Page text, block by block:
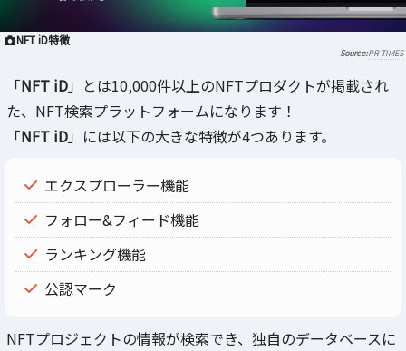
NFT iD特徴
PR TIMES
「NFT iD」とは10,000件以上のNFTプロダクトが掲載され
た、NFT検索プラットフォームになります！
「NFT iD」には以下の大きな特徴が4つあります。
エクスプローラー機能
フォロー&フィード機能
ランキング機能
公認マーク
NFTプロジェクトの情報が検索でき、独自のデータベースに